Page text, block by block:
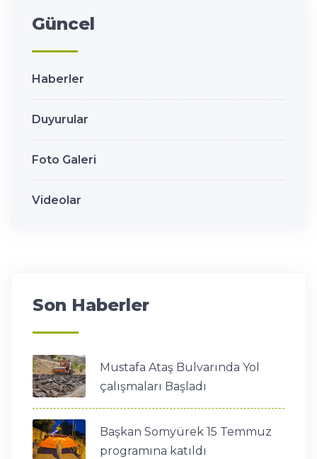
Güncel
Haberler
Duyurular
Foto Galeri
Videolar
Son Haberler
Mustafa Ataş Bulvarında Yol
çalışmaları Başladı
Başkan Somyürek 15 Temmuz
programına katıldı